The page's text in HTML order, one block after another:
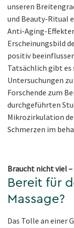
unseren
und Beauty-Ritual
Anti-Aging-Effekten
Erscheinungsbild
positiv
Tatsächlich gibt es
Untersuchungen
Forschende zum
durchgeführten
Mikrozirkulation
Schmerzen im
Braucht nicht viel
Bereit für
Massage?
Das Tolle an einer